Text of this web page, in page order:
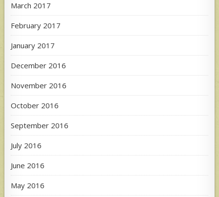
March 2017
February 2017
January 2017
December 2016
November 2016
October 2016
September 2016
July 2016
June 2016
May 2016